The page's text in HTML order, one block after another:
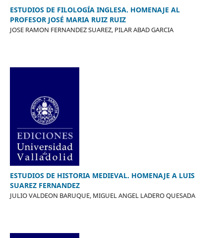
ESTUDIOS DE FILOLOGÍA INGLESA. HOMENAJE AL
PROFESOR JOSÉ MARIA RUIZ RUIZ
JOSE RAMON FERNANDEZ SUAREZ, PILAR ABAD GARCIA
ESTUDIOS DE HISTORIA MEDIEVAL. HOMENAJE A LUIS
SUAREZ FERNANDEZ
JULIO VALDEON BARUQUE, MIGUEL ANGEL LADERO QUESADA